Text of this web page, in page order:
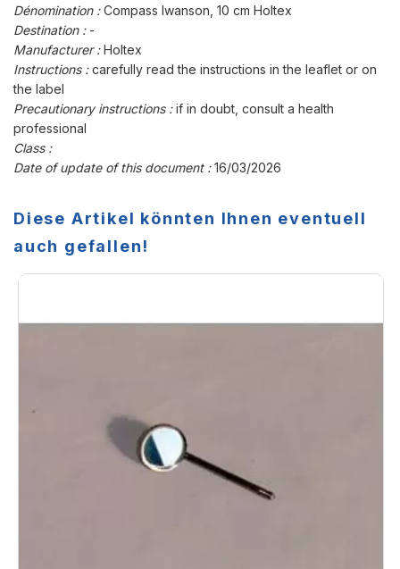
Dénomination :Compass Iwanson, 10 cm Holtex
Destination : -
Manufacturer :Holtex
Instructions :carefully read the instructions in the leaflet or on
the label
Precautionary instructions :if in doubt, consult a health
professional
Class :
Date of update of this document :16/03/2026
Diese Artikel könnten Ihnen eventuell
auch gefallen!